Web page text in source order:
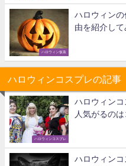
ハロウィン仮装
ハロウィン
由を紹介して
ハロウィンコスプレの記事
ハロウィンコスプレ
ハロウィン
人気がるの
ハロウィン